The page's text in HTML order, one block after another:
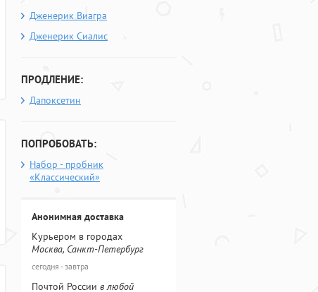
Дженерик Виагра
Дженерик Сиалис
ПРОДЛЕНИЕ:
Дапоксетин
ПОПРОБОВАТЬ:
Набор - пробник
«Классический»
Анонимная доставка
Курьером в городах
Москва, Санкт-Петербург
сегодня - завтра
Почтой России в любой